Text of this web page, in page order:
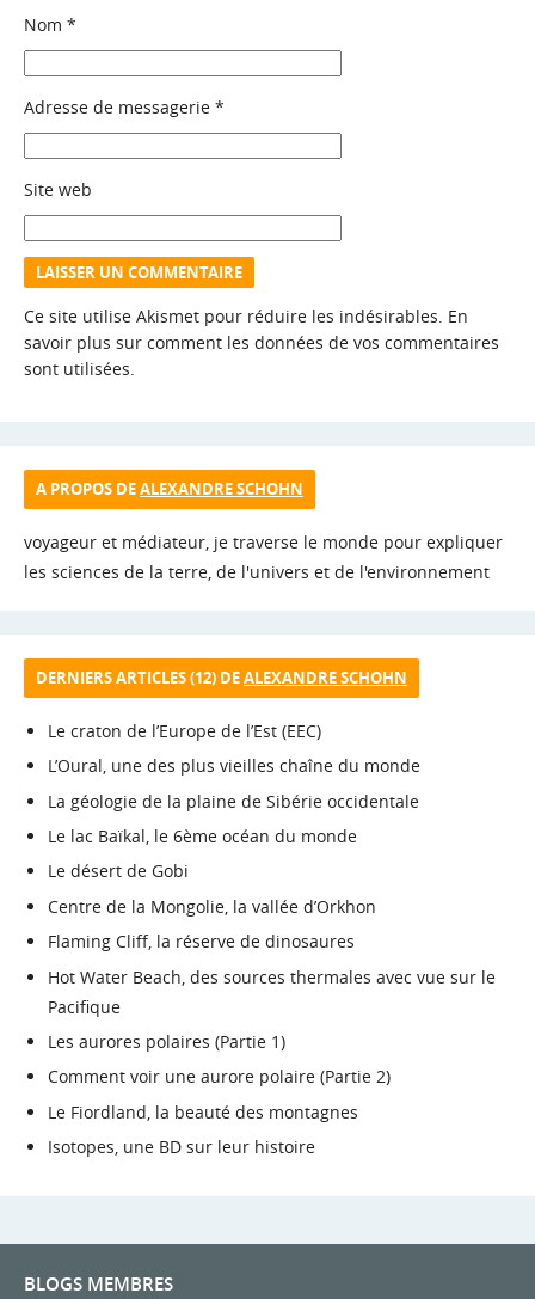
Nom *
Adresse de messagerie *
Site web
Ce site utilise Akismet pour réduire les indésirables. En
savoir plus sur comment les données de vos commentaires
sont utilisées.
A PROPOS DEALEXANDRE SCHOHN
voyageur et médiateur, je traverse le monde pour expliquer
les sciences de la terre, de l'univers et de l'environnement
DERNIERS ARTICLES (12) DEALEXANDRE SCHOHN
Le craton de l’Europe de l’Est (EEC)
L’Oural, une des plus vieilles chaîne du monde
La géologie de la plaine de Sibérie occidentale
Le lac Baïkal, le 6ème océan du monde
Le désert de Gobi
Centre de la Mongolie, la vallée d’Orkhon
Flaming Cliff, la réserve de dinosaures
Hot Water Beach, des sources thermales avec vue sur le
Pacifique
Les aurores polaires (Partie 1)
Comment voir une aurore polaire (Partie 2)
Le Fiordland, la beauté des montagnes
Isotopes, une BD sur leur histoire
BLOGS MEMBRES